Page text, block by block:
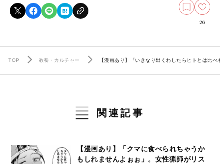
26
TOP 教養・カルチャー 【漫画あり】「いきなり出くわしたらヒトとは比
関連記事
【漫画あり】「クマに食べられちゃうか
もしれませんよぉぉ」。女性猟師がリス